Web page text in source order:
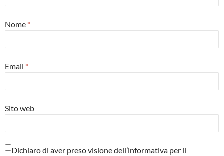
Nome *
Email *
Sito web
Dichiaro di aver preso visione dell’informativa per il